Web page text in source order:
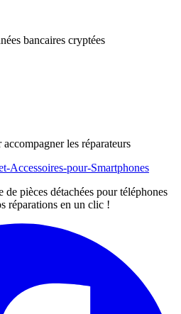
bancaires cryptées
les réparateurs
pièces détachées pour téléphones
réparations en un clic !